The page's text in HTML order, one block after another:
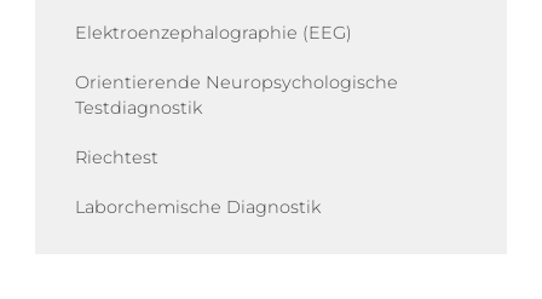
Elektroenzephalographie (EEG)
Orientierende Neuropsychologische
Testdiagnostik
Riechtest
Laborchemische Diagnostik